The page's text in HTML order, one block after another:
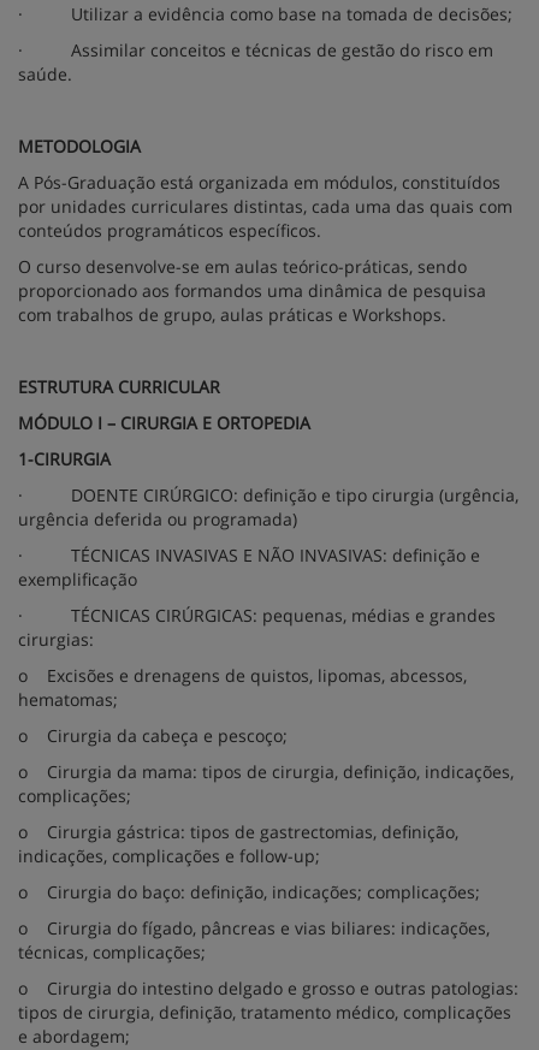
·
Utilizar a evidência como base na tomada de decisões;
·
Assimilar conceitos e técnicas de gestão do risco em
saúde.
METODOLOGIA
A Pós-Graduação está organizada em módulos, constituídos
por unidades curriculares distintas, cada uma das quais com
conteúdos programáticos específicos.
O curso desenvolve-se em aulas teórico-práticas, sendo
proporcionado aos formandos uma dinâmica de pesquisa
com trabalhos de grupo, aulas práticas e Workshops.
ESTRUTURA CURRICULAR
MÓDULO I – CIRURGIA E ORTOPEDIA
1-CIRURGIA
·
DOENTE CIRÚRGICO: definição e tipo cirurgia (urgência,
urgência deferida ou programada)
·
TÉCNICAS INVASIVAS E NÃO INVASIVAS: definição e
exemplificação
·
TÉCNICAS CIRÚRGICAS: pequenas, médias e grandes
cirurgias:
o
Excisões e drenagens de quistos, lipomas, abcessos,
hematomas;
o
Cirurgia da cabeça e pescoço;
o
Cirurgia da mama: tipos de cirurgia, definição, indicações,
complicações;
o
Cirurgia gástrica: tipos de gastrectomias, definição,
indicações, complicações e follow-up;
o
Cirurgia do baço: definição, indicações; complicações;
o
Cirurgia do fígado, pâncreas e vias biliares: indicações,
técnicas, complicações;
o
Cirurgia do intestino delgado e grosso e outras patologias:
tipos de cirurgia, definição, tratamento médico, complicações
e abordagem;